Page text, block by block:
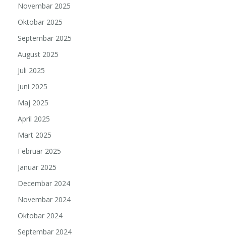
Novembar 2025
Oktobar 2025
Septembar 2025
August 2025
Juli 2025
Juni 2025
Maj 2025
April 2025
Mart 2025
Februar 2025
Januar 2025
Decembar 2024
Novembar 2024
Oktobar 2024
Septembar 2024